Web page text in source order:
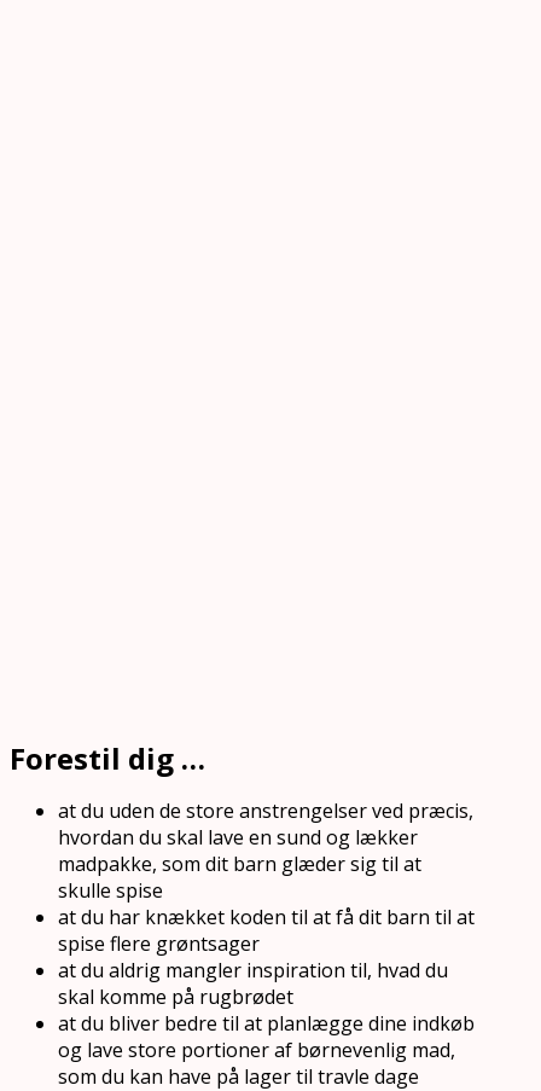
Forestil dig …
at du uden de store anstrengelser ved præcis,
hvordan du skal lave en sund og lækker
madpakke, som dit barn glæder sig til at
skulle spise
at du har knækket koden til at få dit barn til at
spise flere grøntsager
at du aldrig mangler inspiration til, hvad du
skal komme på rugbrødet
at du bliver bedre til at planlægge dine indkøb
og lave store portioner af børnevenlig mad,
som du kan have på lager til travle dage